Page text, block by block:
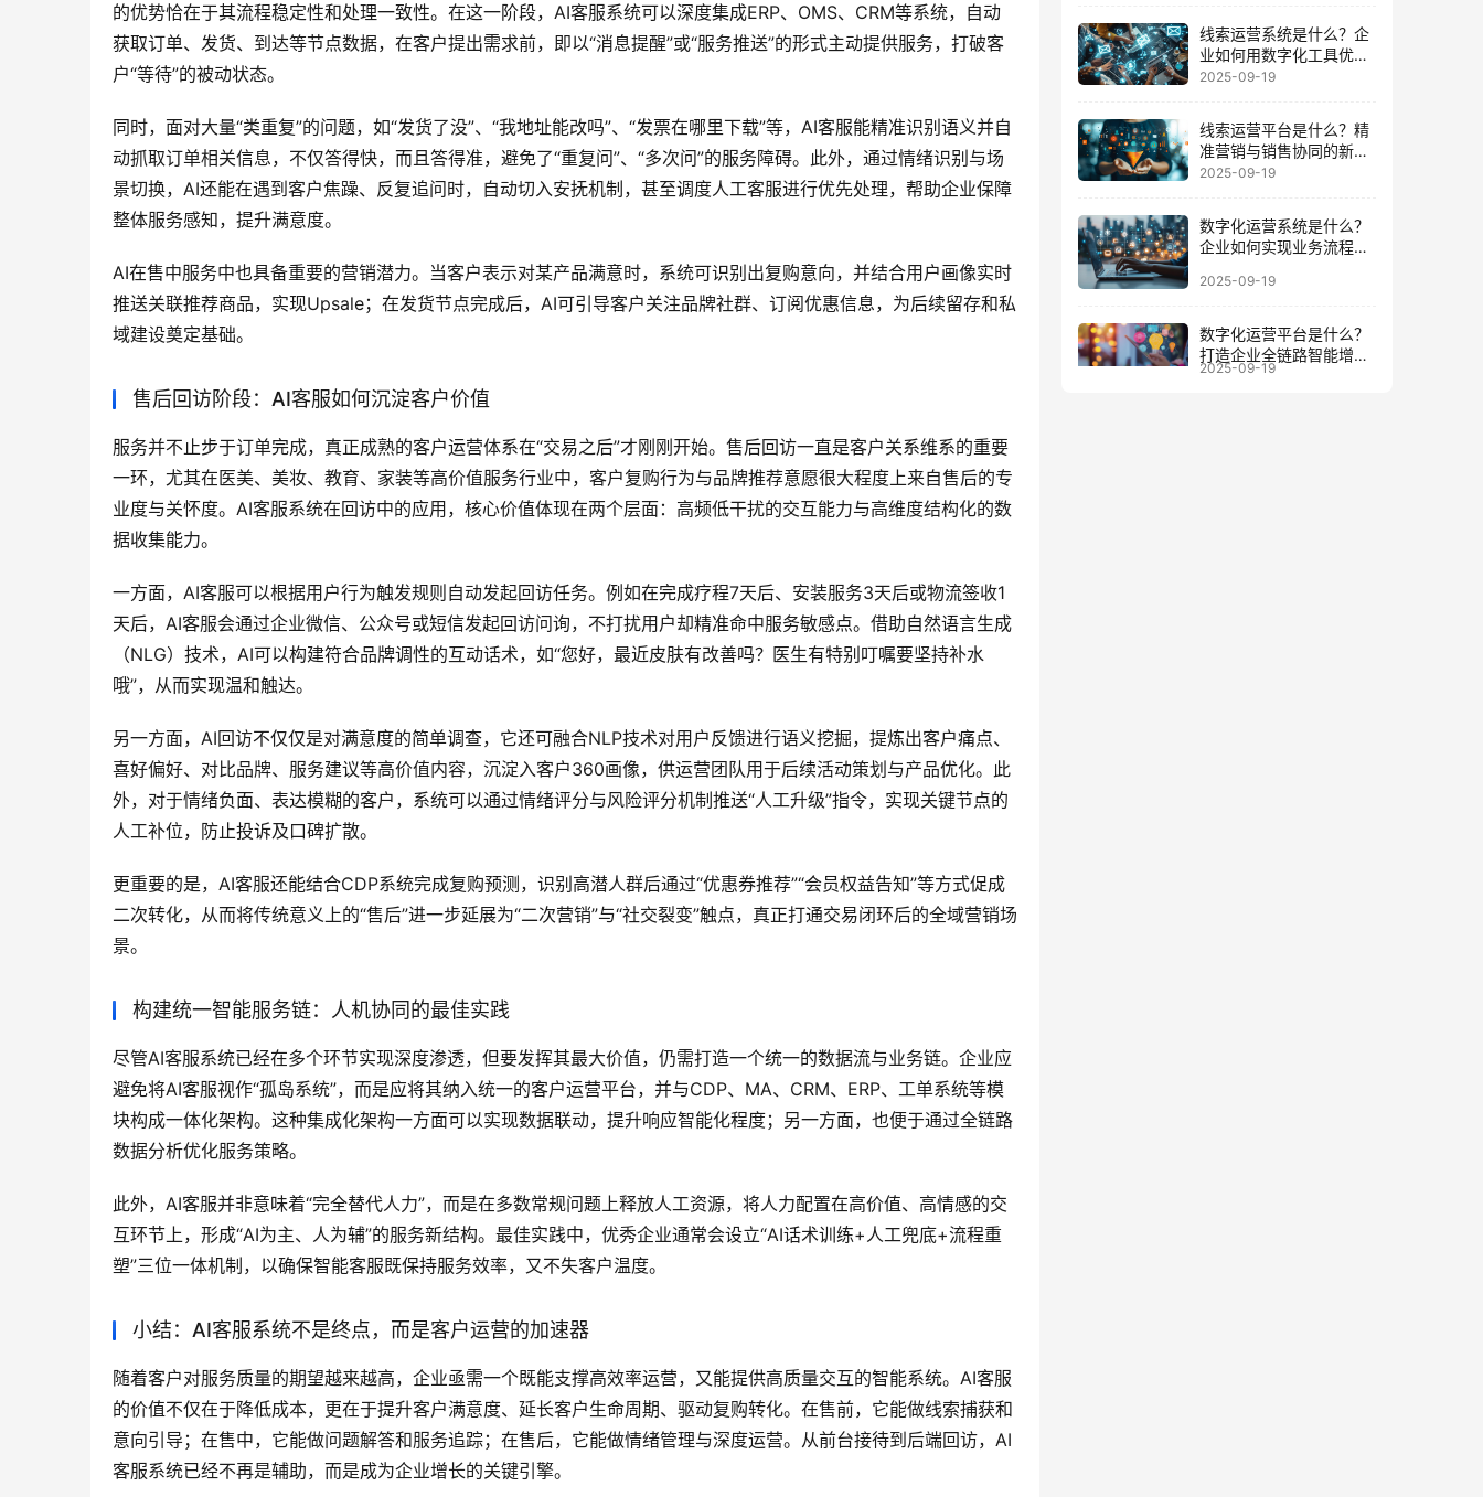
的优势恰在于其流程稳定性和处理一致性。在这一阶段，AI客服系统可以深度集成ERP、OMS、CRM等系统，自动
获取订单、发货、到达等节点数据，在客户提出需求前，即以“消息提醒”或“服务推送”的形式主动提供服务，打破客
户“等待”的被动状态。
同时，面对大量“类重复”的问题，如“发货了没”、“我地址能改吗”、“发票在哪里下载”等，AI客服能精准识别语义并自
动抓取订单相关信息，不仅答得快，而且答得准，避免了“重复问”、“多次问”的服务障碍。此外，通过情绪识别与场
景切换，AI还能在遇到客户焦躁、反复追问时，自动切入安抚机制，甚至调度人工客服进行优先处理，帮助企业保障
整体服务感知，提升满意度。
AI在售中服务中也具备重要的营销潜力。当客户表示对某产品满意时，系统可识别出复购意向，并结合用户画像实时
推送关联推荐商品，实现Upsale；在发货节点完成后，AI可引导客户关注品牌社群、订阅优惠信息，为后续留存和私
域建设奠定基础。
售后回访阶段：AI客服如何沉淀客户价值
服务并不止步于订单完成，真正成熟的客户运营体系在“交易之后”才刚刚开始。售后回访一直是客户关系维系的重要
一环，尤其在医美、美妆、教育、家装等高价值服务行业中，客户复购行为与品牌推荐意愿很大程度上来自售后的专
业度与关怀度。AI客服系统在回访中的应用，核心价值体现在两个层面：高频低干扰的交互能力与高维度结构化的数
据收集能力。
一方面，AI客服可以根据用户行为触发规则自动发起回访任务。例如在完成疗程7天后、安装服务3天后或物流签收1
天后，AI客服会通过企业微信、公众号或短信发起回访问询，不打扰用户却精准命中服务敏感点。借助自然语言生成
（NLG）技术，AI可以构建符合品牌调性的互动话术，如“您好，最近皮肤有改善吗？医生有特别叮嘱要坚持补水
哦”，从而实现温和触达。
另一方面，AI回访不仅仅是对满意度的简单调查，它还可融合NLP技术对用户反馈进行语义挖掘，提炼出客户痛点、
喜好偏好、对比品牌、服务建议等高价值内容，沉淀入客户360画像，供运营团队用于后续活动策划与产品优化。此
外，对于情绪负面、表达模糊的客户，系统可以通过情绪评分与风险评分机制推送“人工升级”指令，实现关键节点的
人工补位，防止投诉及口碑扩散。
更重要的是，AI客服还能结合CDP系统完成复购预测，识别高潜人群后通过“优惠券推荐”“会员权益告知”等方式促成
二次转化，从而将传统意义上的“售后”进一步延展为“二次营销”与“社交裂变”触点，真正打通交易闭环后的全域营销场
景。
构建统一智能服务链：人机协同的最佳实践
尽管AI客服系统已经在多个环节实现深度渗透，但要发挥其最大价值，仍需打造一个统一的数据流与业务链。企业应
避免将AI客服视作“孤岛系统”，而是应将其纳入统一的客户运营平台，并与CDP、MA、CRM、ERP、工单系统等模
块构成一体化架构。这种集成化架构一方面可以实现数据联动，提升响应智能化程度；另一方面，也便于通过全链路
数据分析优化服务策略。
此外，AI客服并非意味着“完全替代人力”，而是在多数常规问题上释放人工资源，将人力配置在高价值、高情感的交
互环节上，形成“AI为主、人为辅”的服务新结构。最佳实践中，优秀企业通常会设立“AI话术训练+人工兜底+流程重
塑”三位一体机制，以确保智能客服既保持服务效率，又不失客户温度。
小结：AI客服系统不是终点，而是客户运营的加速器
随着客户对服务质量的期望越来越高，企业亟需一个既能支撑高效率运营，又能提供高质量交互的智能系统。AI客服
的价值不仅在于降低成本，更在于提升客户满意度、延长客户生命周期、驱动复购转化。在售前，它能做线索捕获和
意向引导；在售中，它能做问题解答和服务追踪；在售后，它能做情绪管理与深度运营。从前台接待到后端回访，AI
客服系统已经不再是辅助，而是成为企业增长的关键引擎。
线索运营系统是什么？企
业如何用数字化工具优化
客户全周期
2025-09-19
线索运营平台是什么？精
准营销与销售协同的新增
长引擎
2025-09-19
数字化运营系统是什么？
企业如何实现业务流程与
2025-09-19
数字化运营平台是什么？
打造企业全链路智能增长
的底座
2025-09-19